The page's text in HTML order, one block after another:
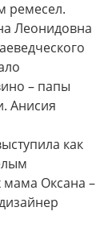
ремесел.
Леонидовна
– папы
Анисия
как
Оксана –